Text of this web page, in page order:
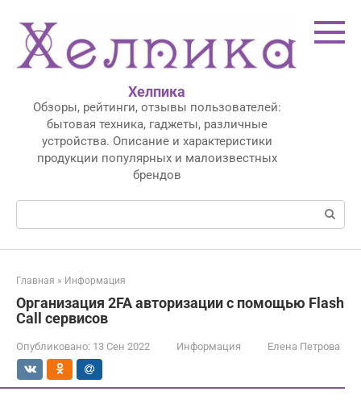
контенту
Хелпика
Обзоры, рейтинги, отзывы пользователей:
бытовая техника, гаджеты, различные
устройства. Описание и характеристики
продукции популярных и малоизвестных
брендов
Поиск:
Главная » Информация
Организация 2FA авторизации с помощью Flash
Call сервисов
Опубликовано: 13 Сен 2022 Информация Елена Петрова